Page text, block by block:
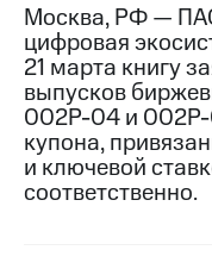
Медиа-центр
Пресс-
релизы
МТС
о
Достижения
Москва, РФ —
цифровая
21 марта книгу
выпусков
002Р-04 и 002Р-
купона,
и ключевой
соответственно.